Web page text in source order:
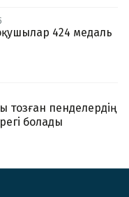
424 медаль
тозған пенделердің
болады